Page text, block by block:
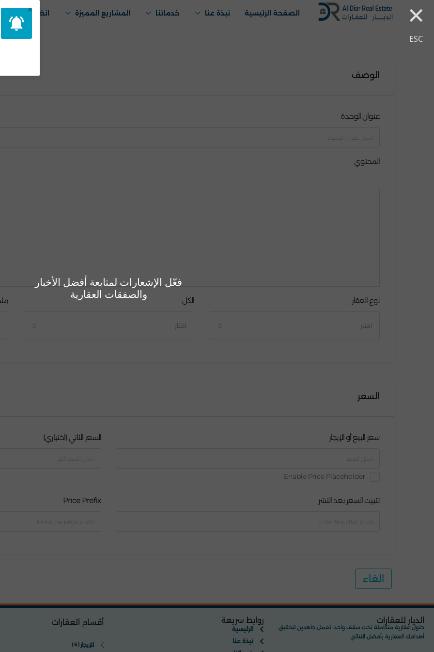
× ×
ESC
فعّل الإشعارات لمتابعة أفضل الأخبار
والصفقات العقارية
الصفحة الرئيسية نبذة عنا خدماتنا المشاريع المميزة انضم لفريقنا
الوصف
عنوان الوحدة
المحتوي
نوع العقار
اختار
الكل
اختار
السعر
سعر البيع أو الإيجار
Enable Price Placeholder
السعر الثاني (اختياري)
تثبيت السعر بعد النشر Price Prefix
الغاء
الديار للعقارات
حلول عقارية متكاملة تحت سقف واحد. نعمل جاهدين لتحقيق
أهدافك العقارية بأفضل النتائج.
روابط سريعة
الرئيسية
نبذة عنا
أقسام العقارات
للإيجار (6)